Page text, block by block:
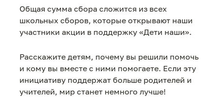
Общая сумма сбора сложится из всех
школьных сборов, которые открывают наши
участники акции в поддержку «Дети наши».
Расскажите детям, почему вы решили помочь
и кому вы вместе с ними помогаете. Если эту
инициативу поддержат больше родителей и
учителей, мир станет немного лучше!